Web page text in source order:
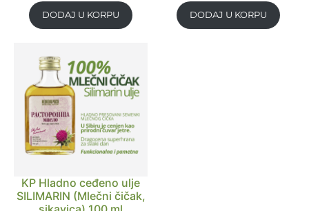
DODAJ U KORPU
DODAJ U KORPU
KP Hladno ceđeno ulje
SILIMARIN (Mlečni čičak,